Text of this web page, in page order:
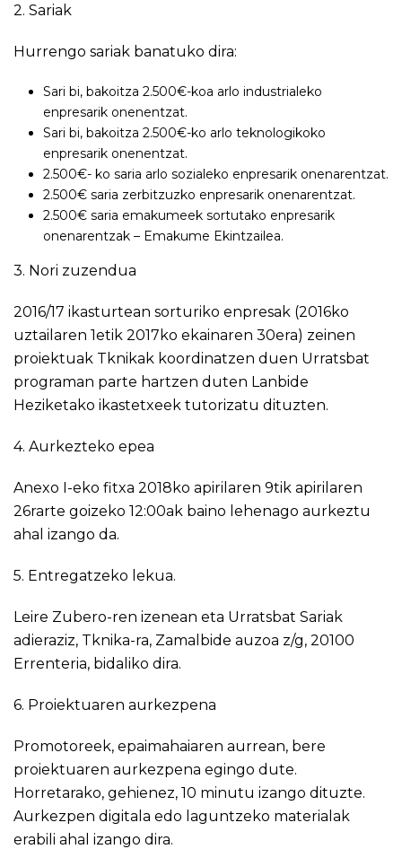
2. Sariak
Hurrengo sariak banatuko dira:
Sari bi, bakoitza 2.500€-koa arlo industrialeko
enpresarik onenentzat.
Sari bi, bakoitza 2.500€-ko arlo teknologikoko
enpresarik onenentzat.
2.500€- ko saria arlo sozialeko enpresarik onenarentzat.
2.500€ saria zerbitzuzko enpresarik onenarentzat.
2.500€ saria emakumeek sortutako enpresarik
onenarentzak – Emakume Ekintzailea.
3. Nori zuzendua
2016/17 ikasturtean sorturiko enpresak (2016ko
uztailaren 1etik 2017ko ekainaren 30era) zeinen
proiektuak Tknikak koordinatzen duen Urratsbat
programan parte hartzen duten Lanbide
Heziketako ikastetxeek tutorizatu dituzten.
4. Aurkezteko epea
Anexo I-eko fitxa 2018ko apirilaren 9tik apirilaren
26rarte goizeko 12:00ak baino lehenago aurkeztu
ahal izango da.
5. Entregatzeko lekua.
Leire Zubero-ren izenean eta Urratsbat Sariak
adieraziz, Tknika-ra, Zamalbide auzoa z/g, 20100
Errenteria, bidaliko dira.
6. Proiektuaren aurkezpena
Promotoreek, epaimahaiaren aurrean, bere
proiektuaren aurkezpena egingo dute.
Horretarako, gehienez, 10 minutu izango dituzte.
Aurkezpen digitala edo laguntzeko materialak
erabili ahal izango dira.